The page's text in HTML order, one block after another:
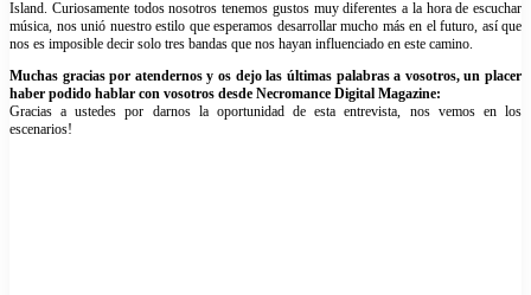
Island. Curiosamente todos nosotros tenemos gustos muy diferentes a la hora de escuchar
música, nos unió nuestro estilo que esperamos desarrollar mucho más en el futuro, así que
nos es imposible decir solo tres bandas que nos hayan influenciado en este camino.
Muchas gracias por atendernos y os dejo las últimas palabras a vosotros, un placer
haber podido hablar con vosotros desde Necromance Digital Magazine:
Gracias a ustedes por darnos la oportunidad de esta entrevista, nos vemos en los
escenarios!